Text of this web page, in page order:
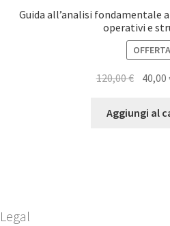
Guida all’analisi fondamentale
operativi e
120,00€ 40,00
Aggiungi al
Legal